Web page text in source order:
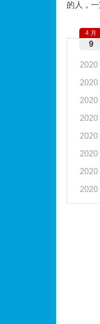
的人，一
4 月
9
2020
2020
2020
2020
2020
2020
2020
2020